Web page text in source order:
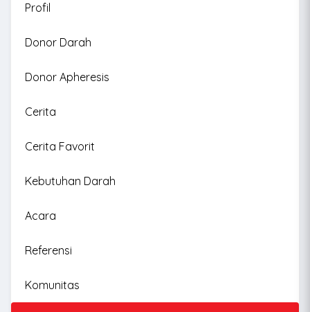
Profil
Donor Darah
Donor Apheresis
Cerita
Cerita Favorit
Kebutuhan Darah
Acara
Referensi
Komunitas